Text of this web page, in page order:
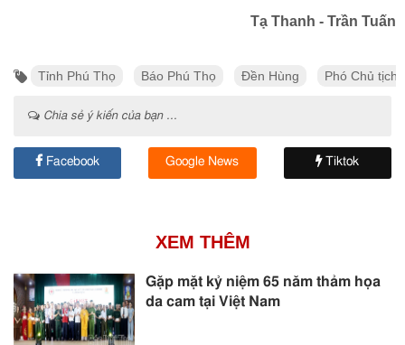
Tạ Thanh - Trần Tuấn
Tỉnh Phú Thọ Báo Phú Thọ Đền Hùng Phó Chủ tịch
Chia sẻ ý kiến của bạn ...
Facebook Google News Tiktok
XEM THÊM
Gặp mặt kỷ niệm 65 năm thảm họa
da cam tại Việt Nam